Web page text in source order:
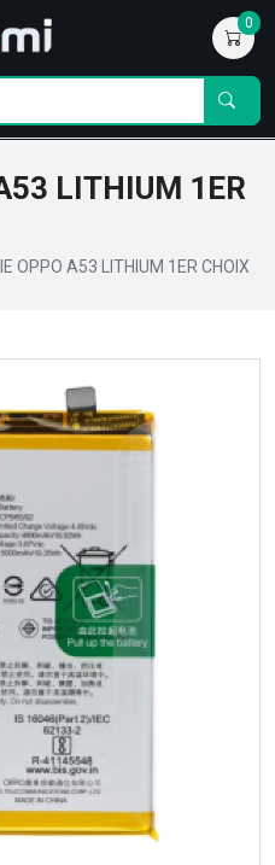
0
LITHIUM 1ER
OPPO A53 LITHIUM 1ER CHOIX